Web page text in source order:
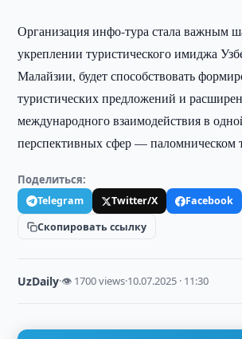
Организация инфо-тура стала важным
укреплении туристического имиджа
Малайзии, будет способствовать
туристических предложений и
международного взаимодействия в
перспективных сфер — паломническом
Поделиться:
Telegram Twitter/X
Facebook
Скопировать ссылку
UzDaily·👁 1700 views·10.07.2025 · 11:30